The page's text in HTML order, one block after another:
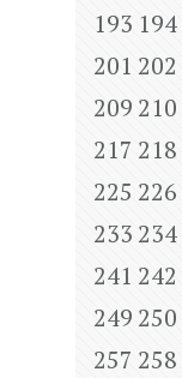
193 194
201 202
209 210
217 218
225 226
233 234
241 242
249 250
257 258